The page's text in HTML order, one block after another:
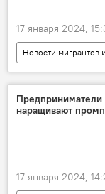
17 января 2024,
Новости мигрантов
Миграция
наращивают
17 января 2024,